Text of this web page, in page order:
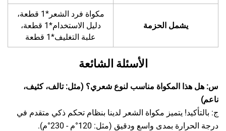
يشمل الحزمة
مكواة فرد الشعر*1 قطعة،
دليل الاستخدام*1 قطعة،
علبة التغليف*1 قطعة
الأسئلة الشائعة
س: هل هذا المكواة مناسب لنوع شعري؟ (مثل: تالف، كثيف،
ناعم)
ج: بالتأكيد! يتميز مكواة الشعر لدينا بنظام تحكم ذكي متقدم في
درجة الحرارة بمدى واسع ودقيق (مثل: 120°م - 230°م).